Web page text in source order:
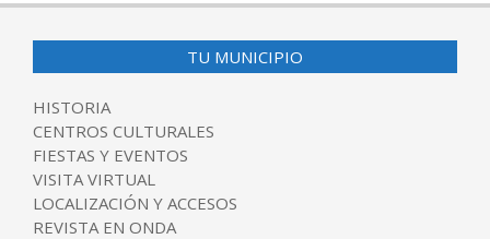
TU MUNICIPIO
HISTORIA
CENTROS CULTURALES
FIESTAS Y EVENTOS
VISITA VIRTUAL
LOCALIZACIÓN Y ACCESOS
REVISTA EN ONDA